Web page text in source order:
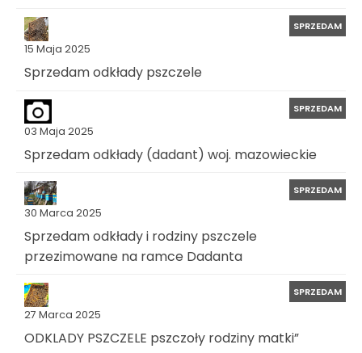
15 Maja 2025
SPRZEDAM
Sprzedam odkłady pszczele
03 Maja 2025
SPRZEDAM
Sprzedam odkłady (dadant) woj. mazowieckie
30 Marca 2025
SPRZEDAM
Sprzedam odkłady i rodziny pszczele
przezimowane na ramce Dadanta
27 Marca 2025
SPRZEDAM
ODKLADY PSZCZELE pszczoły rodziny matki”